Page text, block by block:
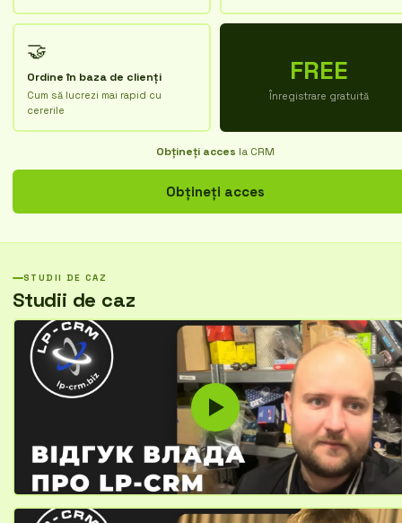
🤝
Ordine în baza de clienți
Cum să lucrezi mai rapid cu
cererile
FREE
Înregistrare gratuită
Obțineți acces la CRM
Obțineți acces
STUDII DE CAZ
Studii de caz